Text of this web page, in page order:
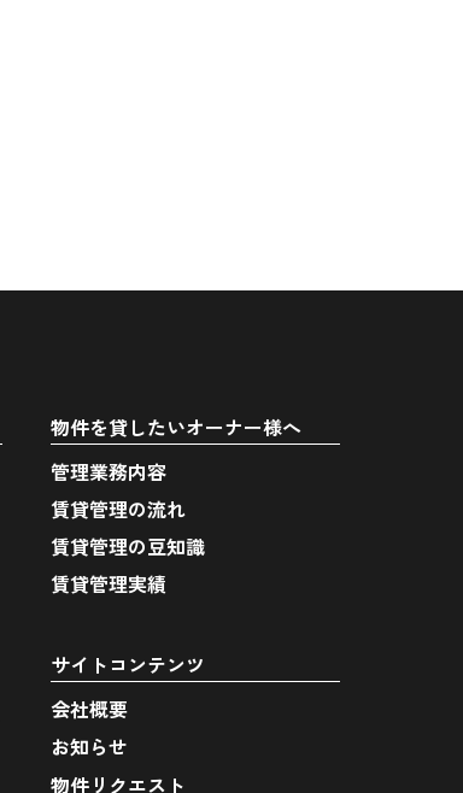
物件を貸したいオーナー様へ
管理業務内容
賃貸管理の流れ
賃貸管理の豆知識
賃貸管理実績
サイトコンテンツ
会社概要
お知らせ
物件リクエスト